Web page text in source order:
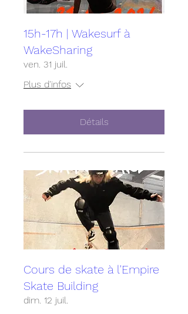
15h-17h | Wakesurf à
WakeSharing
ven. 31 juil.
Plus d'infos
Détails
Cours de skate à l'Empire
Skate Building
dim. 12 juil.